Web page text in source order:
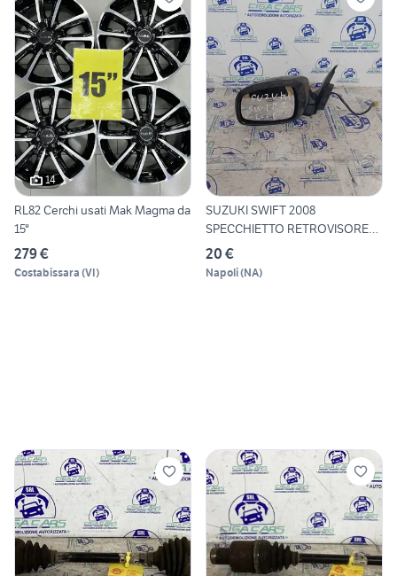
14
RL82 Cerchi usati Mak Magma da
15"
279 €
Costabissara (VI)
SUZUKI SWIFT 2008
SPECCHIETTO RETROVISORE
SX
20 €
Napoli(NA)